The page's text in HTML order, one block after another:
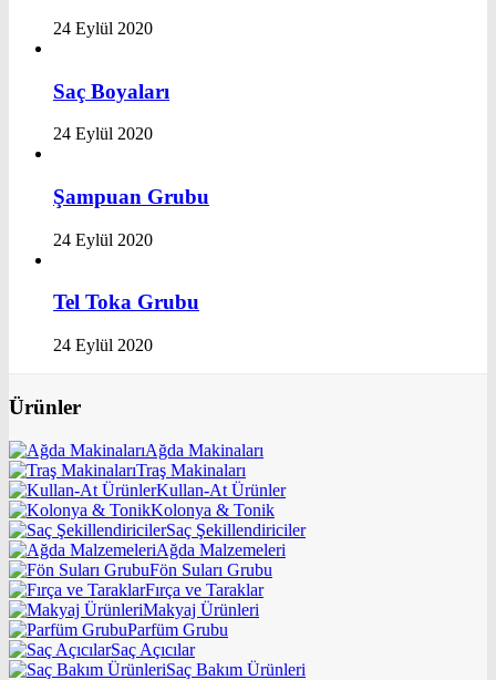
24 Eylül 2020
Saç Boyaları
24 Eylül 2020
Şampuan Grubu
24 Eylül 2020
Tel Toka Grubu
24 Eylül 2020
Ürünler
Ağda Makinaları
Traş Makinaları
Kullan-At Ürünler
Kolonya & Tonik
Saç Şekillendiriciler
Ağda Malzemeleri
Fön Suları Grubu
Fırça ve Taraklar
Makyaj Ürünleri
Parfüm Grubu
Saç Açıcılar
Saç Bakım Ürünleri